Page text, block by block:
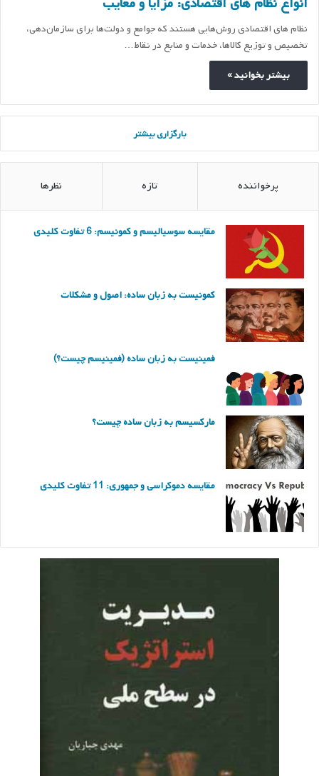
نظام های اقتصادی روش‌هایی هستند که جوامع و دولت‌ها برای سازمان‌دهی،
تخصیص و توزیع کالاها، خدمات و منابع در نقاط…
بیشتر بخوانید »
بارگزاری بیشتر
پرخواننده تازه نظرها
مقایسه سوسیالیسم و کمونیسم: 6 تفاوت کلیدی
کمونیست به زبان ساده: اصول و مشکلات
فمینیست به زبان ساده (فمینیسم چیست؟)
مارکسیسم به زبان ساده چیست؟
مقایسه دموکراسی و جمهوری: 11 تفاوت کلیدی